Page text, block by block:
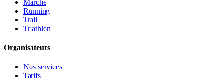
Marche
Running
Trail
Triathlon
Organisateurs
Nos services
Tarifs